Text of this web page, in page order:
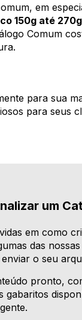
em
150g até 270g
Comum
para sua
para seus
um
em como
das
o seu
pronto,
gabaritos